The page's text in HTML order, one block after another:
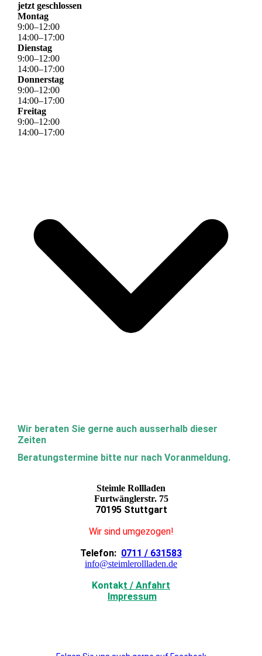
jetzt geschlossen
Montag
9:00–12:00
14:00–17:00
Dienstag
9:00–12:00
14:00–17:00
Donnerstag
9:00–12:00
14:00–17:00
Freitag
9:00–12:00
14:00–17:00
Wir beraten Sie gerne auch ausserhalb dieser
Zeiten
Beratungstermine bitte nur nach Voranmeldung.
Steimle Rollladen
Furtwänglerstr. 75
70195 Stuttgart
Wir sind umgezogen!
Telefon: 0711 / 631583
info@steimlerollladen.de
Kontakt / Anfahrt
Impressum